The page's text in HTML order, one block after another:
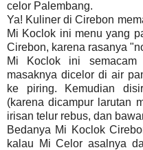
celor Palembang.
Ya! Kuliner di Cirebon
Mi Koclok ini menu yang
Cirebon, karena rasanya
Mi Koclok ini
masaknya dicelor di air
ke piring. Kemudian
(karena dicampur larutan
irisan telur rebus, dan
Bedanya Mi Koclok
kalau Mi Celor asalnya